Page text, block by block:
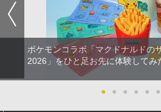
ポケモンコラボ「マクドナルドの
2026」をひと足お先に体験してみ
● ● ● ● ● ●